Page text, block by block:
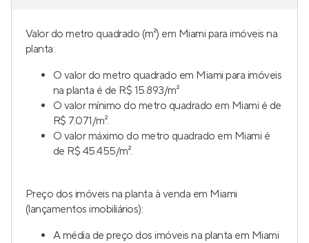
Valor do metro quadrado (m²) em Miami para imóveis na
planta:
O valor do metro quadrado em Miami para imóveis
na planta é de R$ 15.893/m²
O valor mínimo do metro quadrado em Miami é de
R$ 7.071/m².
O valor máximo do metro quadrado em Miami é
de R$ 45.455/m².
Preço dos imóveis na planta à venda em Miami
(lançamentos imobiliários):
A média de preço dos imóveis na planta em Miami